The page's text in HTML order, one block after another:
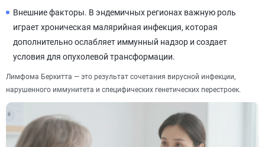
Внешние факторы. В эндемичных регионах важную роль
играет хроническая малярийная инфекция, которая
дополнительно ослабляет иммунный надзор и создает
условия для опухолевой трансформации.
Лимфома Беркитта — это результат сочетания вирусной инфекции,
нарушенного иммунитета и специфических генетических перестроек.